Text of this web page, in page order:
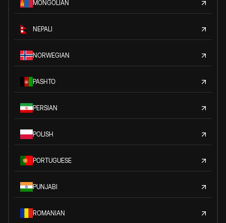
MONGOLIAN
NEPALI
NORWEGIAN
PASHTO
PERSIAN
POLISH
PORTUGUESE
PUNJABI
ROMANIAN